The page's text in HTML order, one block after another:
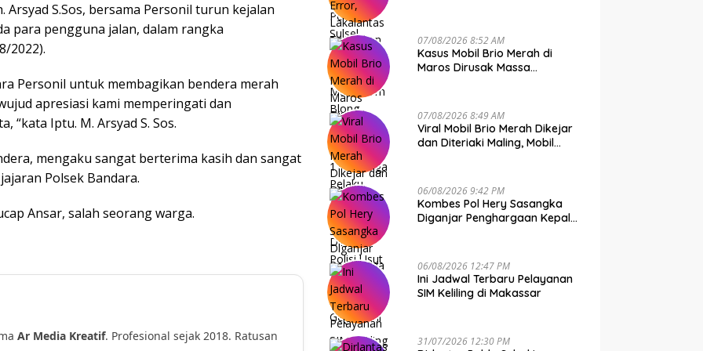
Arsyad S.Sos, bersama Personil turun kejalan
para pengguna jalan, dalam rangka
2022).
Personil untuk membagikan bendera merah
apresiasi kami memperingati dan
“kata Iptu. M. Arsyad S. Sos.
mengaku sangat berterima kasih dan sangat
Polsek Bandara.
Ansar, salah seorang warga.
Ar Media Kreatif. Profesional sejak 2018. Ratusan
07/08/2026 8:52 AM
Kasus Mobil Brio Merah di
Maros Dirusak Massa
07/08/2026 8:49 AM
Viral Mobil Brio Merah Dikejar
dan Diteriaki Maling, Mobil
06/08/2026 9:42 PM
Kombes Pol Hery Sasangka
Diganjar Penghargaan Kepala
06/08/2026 12:47 PM
Ini Jadwal Terbaru Pelayanan
SIM Keliling di Makassar
31/07/2026 12:30 PM